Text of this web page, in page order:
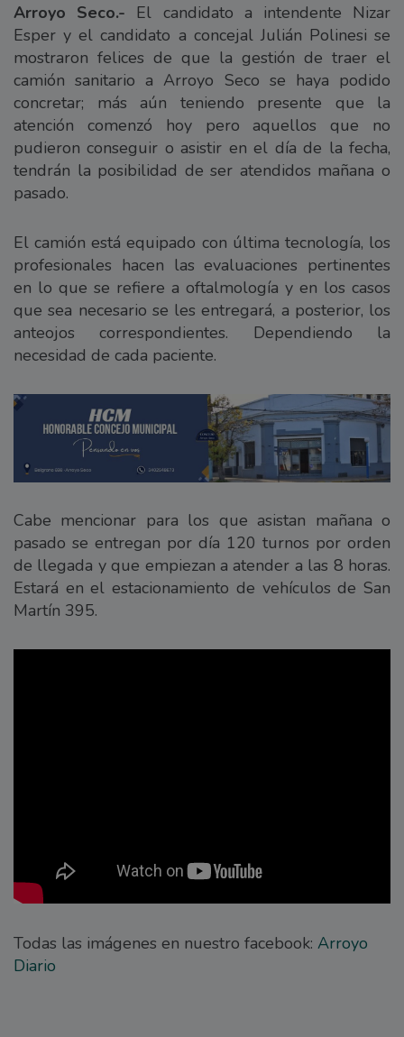
Arroyo Seco.- El candidato a intendente Nizar
Esper y el candidato a concejal Julián Polinesi se
mostraron felices de que la gestión de traer el
camión sanitario a Arroyo Seco se haya podido
concretar; más aún teniendo presente que la
atención comenzó hoy pero aquellos que no
pudieron conseguir o asistir en el día de la fecha,
tendrán la posibilidad de ser atendidos mañana o
pasado.
El camión está equipado con última tecnología, los
profesionales hacen las evaluaciones pertinentes
en lo que se refiere a oftalmología y en los casos
que sea necesario se les entregará, a posterior, los
anteojos correspondientes. Dependiendo la
necesidad de cada paciente.
Cabe mencionar para los que asistan mañana o
pasado se entregan por día 120 turnos por orden
de llegada y que empiezan a atender a las 8 horas.
Estará en el estacionamiento de vehículos de San
Martín 395.
Todas las imágenes en nuestro facebook: Arroyo
Diario